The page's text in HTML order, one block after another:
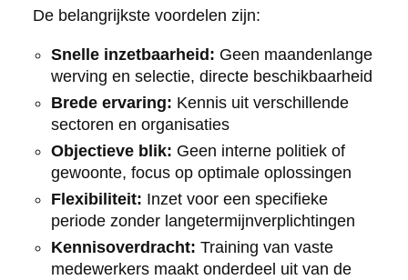
De belangrijkste voordelen zijn:
Snelle inzetbaarheid: Geen maandenlange
werving en selectie, directe beschikbaarheid
Brede ervaring: Kennis uit verschillende
sectoren en organisaties
Objectieve blik: Geen interne politiek of
gewoonte, focus op optimale oplossingen
Flexibiliteit: Inzet voor een specifieke
periode zonder langetermijnverplichtingen
Kennisoverdracht: Training van vaste
medewerkers maakt onderdeel uit van de